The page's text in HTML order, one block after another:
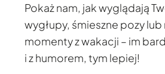
Pokaż nam, jak wyglądają
wygłupy, śmieszne pozy
momenty z wakacji – im
i z humorem, tym lepiej!